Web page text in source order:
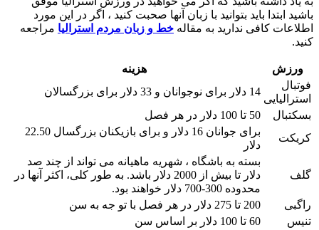
باشید ابتدا باید بتوانید با زبان آنها صحبت کنید ، اگر در این مورد
اطلاعات کافی ندارید به مقاله خط و زبان مردم استرالیا مراجعه
کنید.
ورزش
هزینه
فوتبال
استرالیایی
14 دلار برای نوجوانان و 33 دلار برای بزرگسالان
بسکتبال
50 تا 100 دلار در هر فصل
کریکت
برای جوانان 16 دلار و برای بازیکنان بزرگسال 22.50
دلار
گلف
بسته به باشگاه ، شهریه ماهیانه می تواند از چند صد
دلار تا بیش از 2000 دلار باشد. به طور کلی، اکثر آنها در
محدوده 300-700 دلار خواهند بود.
راگبی
200 تا 275 دلار در هر فصل با تو جه به سن
تنیس
60 تا 100 دلار بر اساس سن